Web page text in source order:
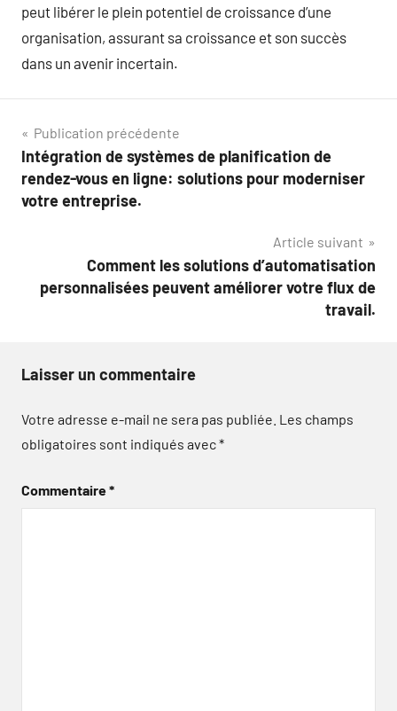
peut libérer le plein potentiel de croissance d’une
organisation, assurant sa croissance et son succès
dans un avenir incertain.
Navigation
de
l’article
Publication précédente
Intégration de systèmes de planification de
rendez-vous en ligne: solutions pour moderniser
votre entreprise.
Article suivant
Comment les solutions d’automatisation
personnalisées peuvent améliorer votre flux de
travail.
Laisser un commentaire
Votre adresse e-mail ne sera pas publiée. Les champs
obligatoires sont indiqués avec*
Commentaire*